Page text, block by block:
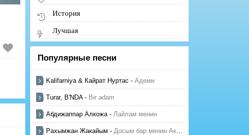
История
Лучшая
Популярные песни
Kalifarniya & Кайрат Нуртас - Адеми
Turar, B'NDA- Bir adam
Абдижаппар Алкожа- Лайлам менин
Рахымжан Жакайым - Досым бар менин Актауда